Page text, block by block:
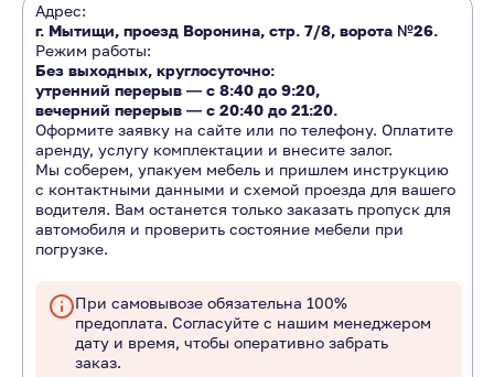
Адрес:
г. Мытищи, проезд Воронина, стр. 7/8, ворота №26.
Режим работы:
Без выходных, круглосуточно:
утренний перерыв ― с 8:40 до 9:20,
вечерний перерыв ― с 20:40 до 21:20.
Оформите заявку на сайте или по телефону. Оплатите
аренду, услугу комплектации и внесите залог.
Мы соберем, упакуем мебель и пришлем инструкцию
с контактными данными и схемой проезда для вашего
водителя. Вам останется только заказать пропуск для
автомобиля и проверить состояние мебели при
погрузке.
При самовывозе обязательна 100%
предоплата. Согласуйте с нашим менеджером
дату и время, чтобы оперативно забрать
заказ.